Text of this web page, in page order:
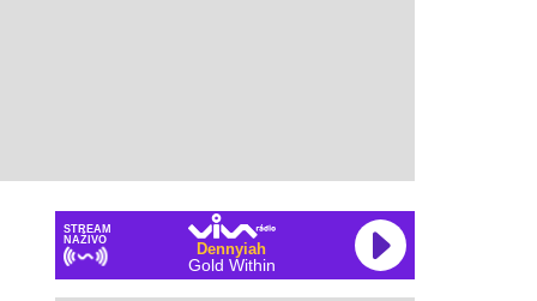
STREAM
NAŽIVO
Dennyiah
Gold Within